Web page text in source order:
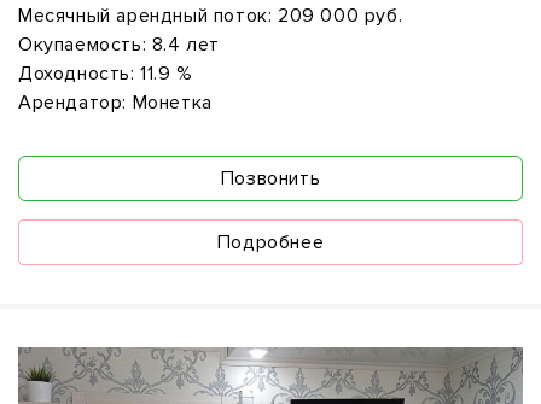
Месячный арендный поток: 209 000 руб.
Окупаемость: 8.4 лет
Доходность: 11.9 %
Арендатор: Монетка
Позвонить
Подробнее